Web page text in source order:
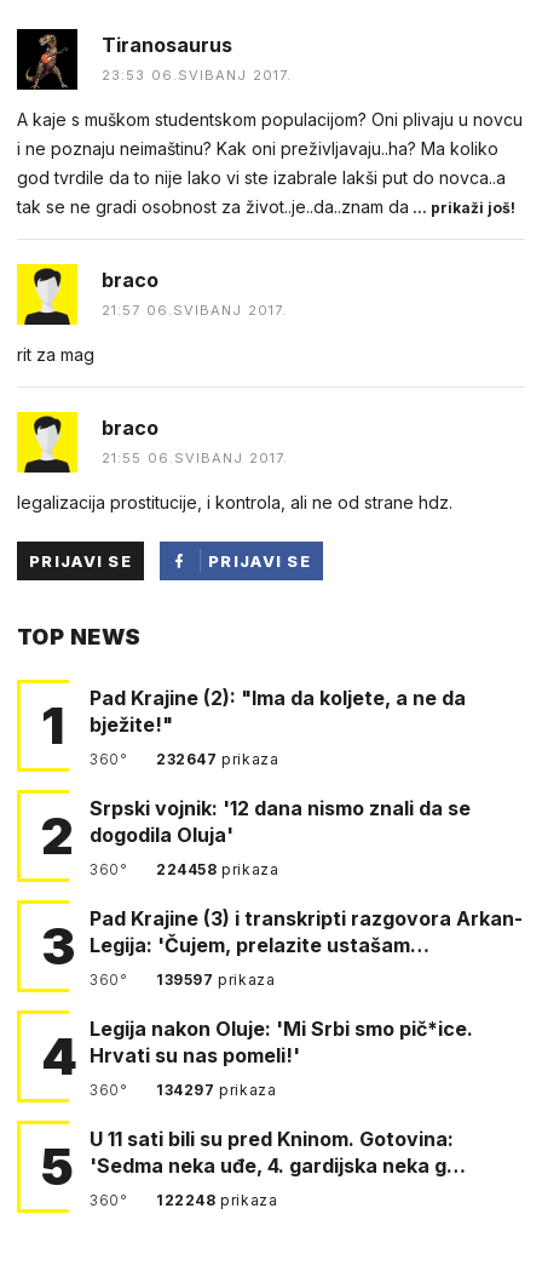
Tiranosaurus
23:53 06.SVIBANJ 2017.
A kaje s muškom studentskom populacijom? Oni plivaju u novcu
i ne poznaju neimaštinu? Kak oni preživljavaju..ha? Ma koliko
god tvrdile da to nije lako vi ste izabrale lakši put do novca..a
tak se ne gradi osobnost za život..je..da..znam da ... prikaži još!
braco
21:57 06.SVIBANJ 2017.
rit za mag
braco
21:55 06.SVIBANJ 2017.
legalizacija prostitucije, i kontrola, ali ne od strane hdz.
PRIJAVI SE
PRIJAVI SE
TOP NEWS
1
Pad Krajine (2): "Ima da koljete, a ne da
bježite!"
360° 232647prikaza
2
Srpski vojnik: '12 dana nismo znali da se
dogodila Oluja'
360° 224458prikaza
3
Pad Krajine (3) i transkripti razgovora Arkan-
Legija: 'Čujem, prelazite ustašam…
360° 139597prikaza
4 Legija nakon Oluje: 'Mi Srbi smo pič*ice.
Hrvati su nas pomeli!'
360° 134297prikaza
5
U 11 sati bili su pred Kninom. Gotovina:
'Sedma neka uđe, 4. gardijska neka g…
360° 122248prikaza